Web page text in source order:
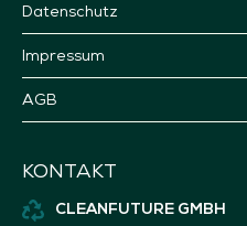
Datenschutz
Impressum
AGB
KONTAKT
CLEANFUTURE GMBH